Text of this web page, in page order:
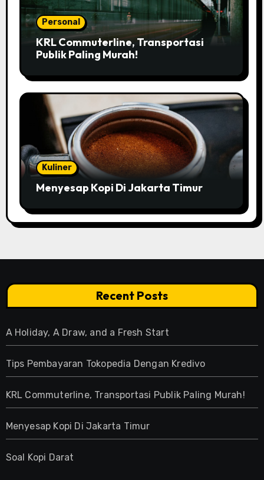
Personal
KRL Commuterline, Transportasi
Publik Paling Murah!
Kuliner
Menyesap Kopi Di Jakarta Timur
Recent Posts
A Holiday, A Draw, and a Fresh Start
Tips Pembayaran Tokopedia Dengan Kredivo
KRL Commuterline, Transportasi Publik Paling Murah!
Menyesap Kopi Di Jakarta Timur
Soal Kopi Darat